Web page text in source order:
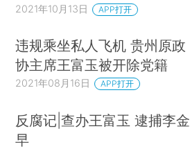
2021年10月13日 APP打开
违规乘坐私人飞机 贵州原政
协主席王富玉被开除党籍
2021年08月16日 APP打开
反腐记|查办王富玉 逮捕李金
早